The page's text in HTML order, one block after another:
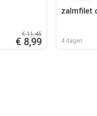
€ 11,45
€ 8,99
zalmfilet
4 dagen